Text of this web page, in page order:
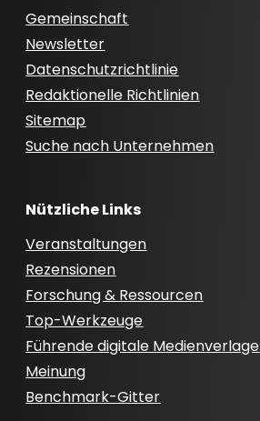
Gemeinschaft
Newsletter
Datenschutzrichtlinie
Redaktionelle Richtlinien
Sitemap
Suche nach Unternehmen
Nützliche Links
Veranstaltungen
Rezensionen
Forschung & Ressourcen
Top-Werkzeuge
Führende digitale Medienverlage
Meinung
Benchmark-Gitter